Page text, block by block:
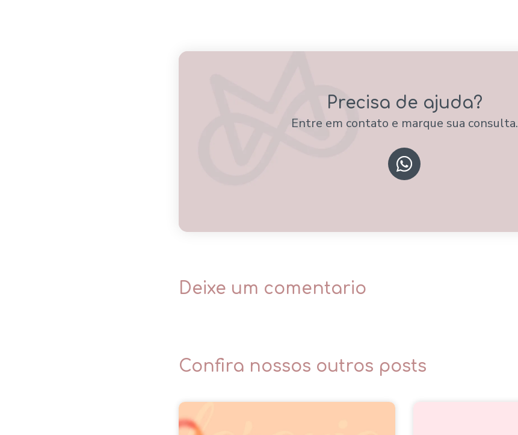
Precisa de ajuda?
Entre em contato e marque sua consulta.
Deixe um comentario
Confira nossos outros posts